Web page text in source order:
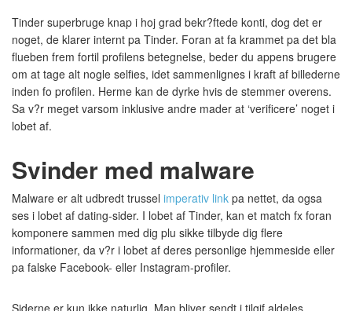
Tinder superbruge knap i hoj grad bekr?ftede konti, dog det er
noget, de klarer internt pa Tinder. Foran at fa krammet pa det bla
flueben frem fortil profilens betegnelse, beder du appens brugere
om at tage alt nogle selfies, idet sammenlignes i kraft af billederne
inden fo profilen. Herme kan de dyrke hvis de stemmer overens.
Sa v?r meget varsom inklusive andre mader at ‘verificere’ noget i
lobet af.
Svinder med malware
Malware er alt udbredt trussel imperativ link pa nettet, da ogsa
ses i lobet af dating-sider. I lobet af Tinder, kan et match fx foran
komponere sammen med dig plu sikke tilbyde dig flere
informationer, da v?r i lobet af deres personlige hjemmeside eller
pa falske Facebook- eller Instagram-profiler.
Siderne er kun ikke naturlig. Man bliver sendt i tilgif aldeles